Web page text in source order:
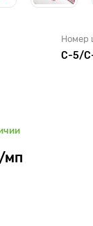
Номер
С-5/
/мп